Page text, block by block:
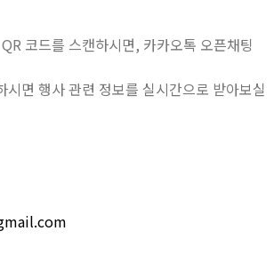
코드를 스캔하시면, 카카오톡 오픈채팅
시면 행사 관련 정보를 실시간으로 받아보실